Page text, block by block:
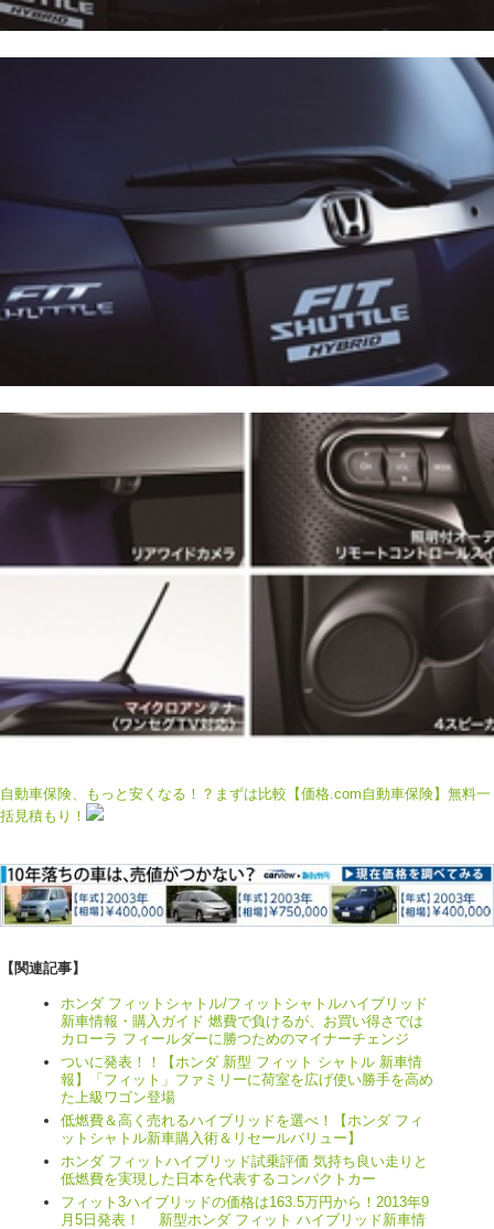
自動車保険、もっと安くなる！？まずは比較【価格.com自動車保険】無料一
括見積もり！
【関連記事】
ホンダ フィットシャトル/フィットシャトルハイブリッド
新車情報・購入ガイド 燃費で負けるが、お買い得さでは
カローラ フィールダーに勝つためのマイナーチェンジ
ついに発表！！【ホンダ 新型 フィット シャトル 新車情
報】「フィット」ファミリーに荷室を広げ使い勝手を高め
た上級ワゴン登場
低燃費＆高く売れるハイブリッドを選べ！【ホンダ フィ
ットシャトル新車購入術＆リセールバリュー】
ホンダ フィットハイブリッド試乗評価 気持ち良い走りと
低燃費を実現した日本を代表するコンパクトカー
フィット3ハイブリッドの価格は163.5万円から！2013年9
月5日発表！ 新型ホンダ フィット ハイブリッド新車情